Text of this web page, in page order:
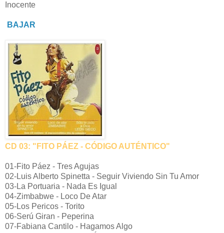
Inocente
BAJAR
CD 03: "FITO PÁEZ - CÓDIGO AUTÉNTICO"
01-Fito Páez - Tres Agujas
02-Luis Alberto Spinetta - Seguir Viviendo Sin Tu Amor
03-La Portuaria - Nada Es Igual
04-Zimbabwe - Loco De Atar
05-Los Pericos - Torito
06-Serú Giran - Peperina
07-Fabiana Cantilo - Hagamos Algo